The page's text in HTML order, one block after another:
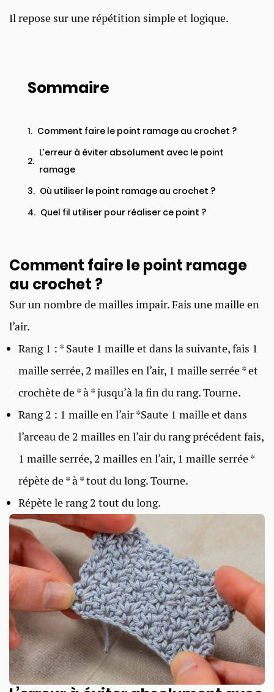
Il repose sur une répétition simple et logique.
Sommaire
Comment faire le point ramage au crochet ?
L’erreur à éviter absolument avec le point
ramage
Où utiliser le point ramage au crochet ?
Quel fil utiliser pour réaliser ce point ?
Comment faire le point ramage
au crochet ?
Sur un nombre de mailles impair. Fais une maille en
l’air.
Rang 1 : * Saute 1 maille et dans la suivante, fais 1
maille serrée, 2 mailles en l’air, 1 maille serrée * et
crochète de * à * jusqu’à la fin du rang. Tourne.
Rang 2 : 1 maille en l’air *Saute 1 maille et dans
l’arceau de 2 mailles en l’air du rang précédent fais,
1 maille serrée, 2 mailles en l’air, 1 maille serrée *
répète de * à * tout du long. Tourne.
Répète le rang 2 tout du long.